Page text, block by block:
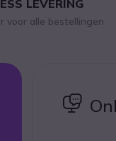
LEVERING
voor alle bestellingen
icon